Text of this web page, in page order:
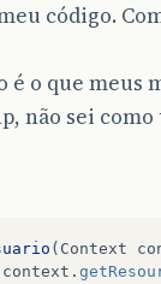
código.
o que meus
não sei
( Context
context .